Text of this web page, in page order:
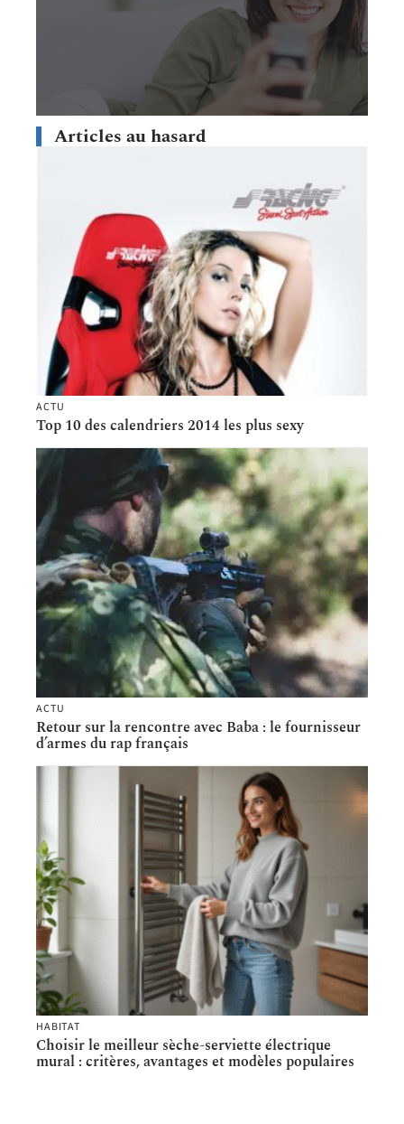
Articles au hasard
ACTU
Top 10 des calendriers 2014 les plus sexy
ACTU
Retour sur la rencontre avec Baba : le fournisseur
d’armes du rap français
HABITAT
Choisir le meilleur sèche-serviette électrique
mural : critères, avantages et modèles populaires